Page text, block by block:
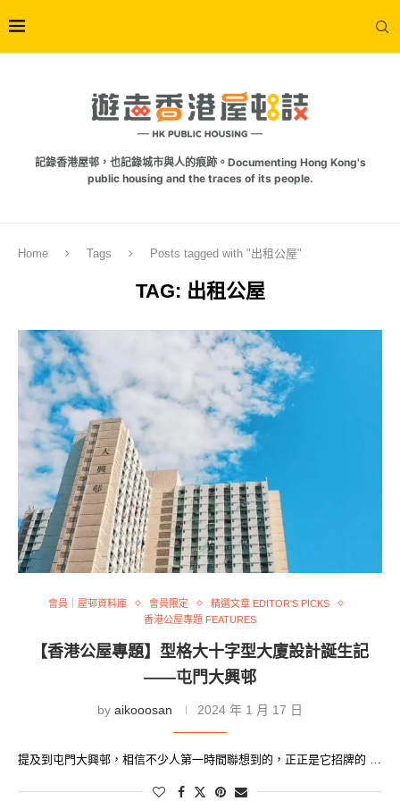
記錄香港屋邨，也記錄城市與人的痕跡。Documenting Hong Kong's
public housing and the traces of its people.
Home Tags Posts tagged with "出租公屋"
TAG: 出租公屋
會員｜屋邨資料庫 會員限定
精選文章 EDITOR'S PICKS
香港公屋專題 FEATURES
【香港公屋專題】型格大十字型大廈設計誕生記
——屯門大興邨
by aikooosan 2024 年 1 月 17 日
提及到屯門大興邨，相信不少人第一時間聯想到的，正正是它招牌的 …